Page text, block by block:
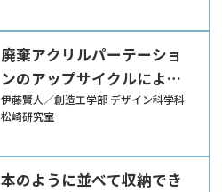
廃棄アクリルパーテーショ
ンのアップサイクルによる
ボードゲームの提案
伊藤賢人／創造工学部 デザイン科学科
松崎研究室
本のように並べて収納でき